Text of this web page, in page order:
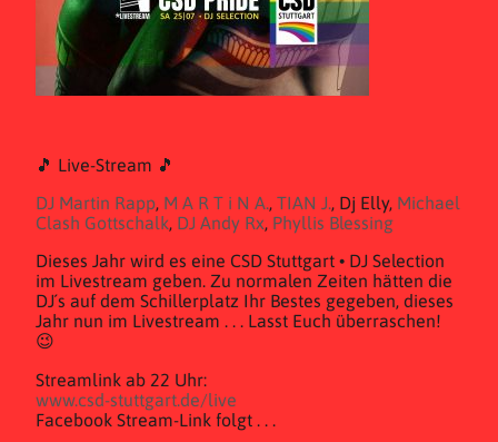
🎵 Live-Stream 🎵
DJ Martin Rapp, M A R T i N A., TIAN J., Dj Elly, Michael
Clash Gottschalk, DJ Andy Rx, Phyllis Blessing
Dieses Jahr wird es eine CSD Stuttgart • DJ Selection
im Livestream geben. Zu normalen Zeiten hätten die
DJ´s auf dem Schillerplatz Ihr Bestes gegeben, dieses
Jahr nun im Livestream . . . Lasst Euch überraschen!
😉
Streamlink ab 22 Uhr:
www.csd-stuttgart.de/live
Facebook Stream-Link folgt . . .